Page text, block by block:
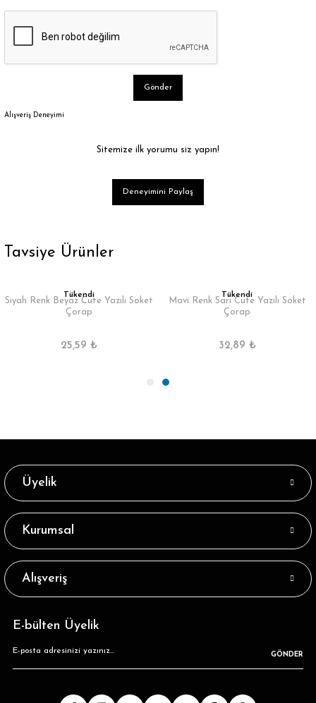
Gönder
Alışveriş Deneyimi
Sitemize ilk yorumu siz yapın!
Deneyimini Paylaş
Tavsiye Ürünler
Tükendi
Siyah Renk Beyaz Cute Yazılı Soket
Çorap
25,59 ₺
Tükendi
Mavi Renk Sarı Cute Yazılı Soket
Çorap
32,89 ₺
Üyelik
Kurumsal
Alışveriş
E-bülten Üyelik
GÖNDER